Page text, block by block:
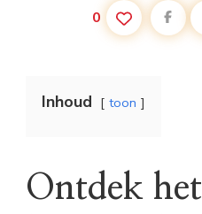
0
Inhoud toon
Ontdek het